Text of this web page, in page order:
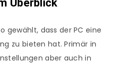
Überblick
gewählt, dass der PC eine
zu bieten hat. Primär in
aber auch in